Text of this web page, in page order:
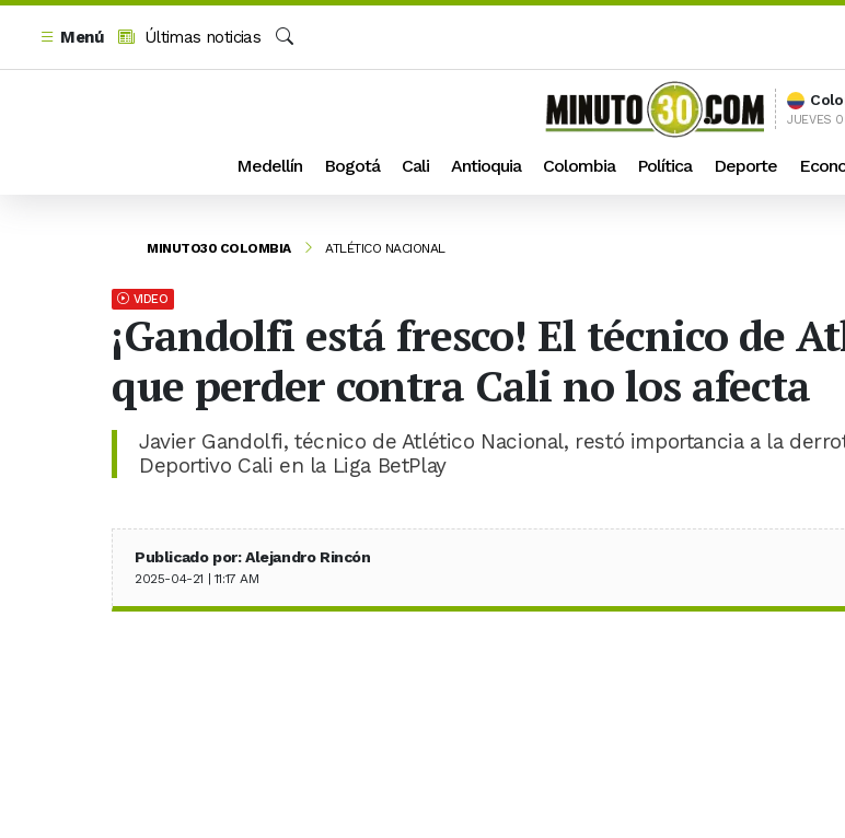
Menú
Últimas noticias
JUEVES
Medellín Bogotá Cali Antioquia Colombia Política Deporte
MINUTO30 COLOMBIA ATLÉTICO NACIONAL
VIDEO
¡Gandolfi está fresco! El técnico de
que perder contra Cali no los afecta
Javier Gandolfi, técnico de Atlético Nacional, restó importancia a la
Deportivo Cali en la Liga BetPlay
Publicado por: Alejandro Rincón
2025-04-21 | 11:17 AM